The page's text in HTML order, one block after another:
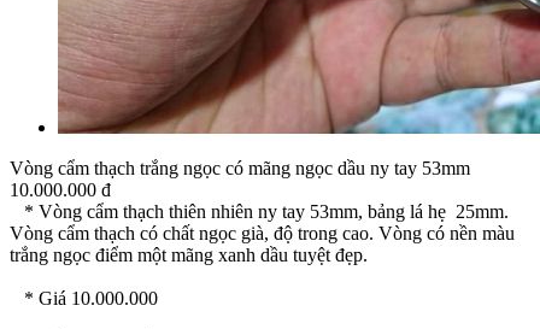
Vòng cẩm thạch trắng ngọc có mãng ngọc dầu ny tay 53mm
10.000.000 đ
* Vòng cẩm thạch thiên nhiên ny tay 53mm, bảng lá hẹ 25mm.
Vòng cẩm thạch có chất ngọc già, độ trong cao. Vòng có nền màu
trắng ngọc điểm một mãng xanh dầu tuyệt đẹp.
* Giá 10.000.000